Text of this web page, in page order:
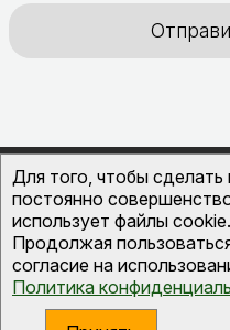
Для того, чтобы
постоянно
использует файлы cookie.
Продолжая
согласие на
Политика
© 2026ОВК-Сервис
и инженерные системы во
Политика конфиденциальности
Создание сайта